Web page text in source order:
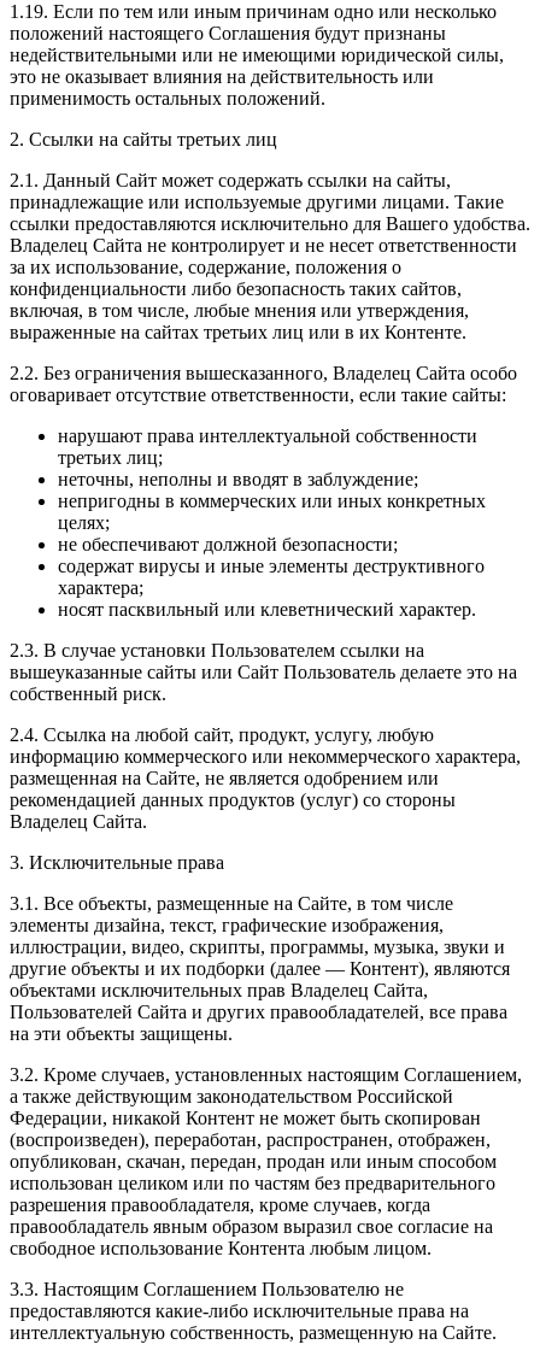
1.19. Если по тем или иным причинам одно или несколько
положений настоящего Соглашения будут признаны
недействительными или не имеющими юридической силы,
это не оказывает влияния на действительность или
применимость остальных положений.
2. Ссылки на сайты третьих лиц
2.1. Данный Сайт может содержать ссылки на сайты,
принадлежащие или используемые другими лицами. Такие
ссылки предоставляются исключительно для Вашего удобства.
Владелец Сайта не контролирует и не несет ответственности
за их использование, содержание, положения о
конфиденциальности либо безопасность таких сайтов,
включая, в том числе, любые мнения или утверждения,
выраженные на сайтах третьих лиц или в их Контенте.
2.2. Без ограничения вышесказанного, Владелец Сайта особо
оговаривает отсутствие ответственности, если такие сайты:
нарушают права интеллектуальной собственности
третьих лиц;
неточны, неполны и вводят в заблуждение;
непригодны в коммерческих или иных конкретных
целях;
не обеспечивают должной безопасности;
содержат вирусы и иные элементы деструктивного
характера;
носят пасквильный или клеветнический характер.
2.3. В случае установки Пользователем ссылки на
вышеуказанные сайты или Сайт Пользователь делаете это на
собственный риск.
2.4. Ссылка на любой сайт, продукт, услугу, любую
информацию коммерческого или некоммерческого характера,
размещенная на Сайте, не является одобрением или
рекомендацией данных продуктов (услуг) со стороны
Владелец Сайта.
3. Исключительные права
3.1. Все объекты, размещенные на Сайте, в том числе
элементы дизайна, текст, графические изображения,
иллюстрации, видео, скрипты, программы, музыка, звуки и
другие объекты и их подборки (далее — Контент), являются
объектами исключительных прав Владелец Сайта,
Пользователей Сайта и других правообладателей, все права
на эти объекты защищены.
3.2. Кроме случаев, установленных настоящим Соглашением,
а также действующим законодательством Российской
Федерации, никакой Контент не может быть скопирован
(воспроизведен), переработан, распространен, отображен,
опубликован, скачан, передан, продан или иным способом
использован целиком или по частям без предварительного
разрешения правообладателя, кроме случаев, когда
правообладатель явным образом выразил свое согласие на
свободное использование Контента любым лицом.
3.3. Настоящим Соглашением Пользователю не
предоставляются какие-либо исключительные права на
интеллектуальную собственность, размещенную на Сайте.